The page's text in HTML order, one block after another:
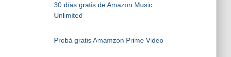
30 días gratis de Amazon Music
Unlimited
Probá gratis Amamzon Prime Video